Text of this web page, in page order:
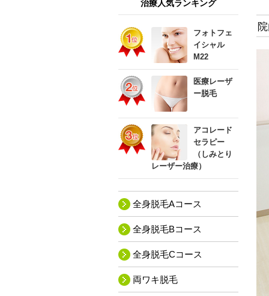
治療人気ランキング
フォトフェ
イシャル
M22
医療レーザ
ー脱毛
アコレード
セラピー
（しみとり
レーザー治療）
全身脱毛Aコース
全身脱毛Bコース
全身脱毛Cコース
両ワキ脱毛